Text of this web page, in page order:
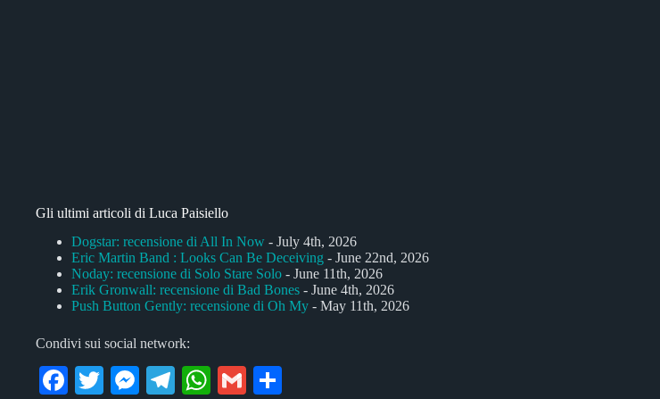
Gli ultimi articoli di Luca Paisiello
Dogstar: recensione di All In Now - July 4th, 2026
Eric Martin Band : Looks Can Be Deceiving - June 22nd, 2026
Noday: recensione di Solo Stare Solo - June 11th, 2026
Erik Gronwall: recensione di Bad Bones - June 4th, 2026
Push Button Gently: recensione di Oh My - May 11th, 2026
Condivi sui social network:
Fa T
M
Te W
G